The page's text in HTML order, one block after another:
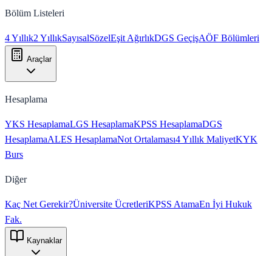
Bölüm Listeleri
4 Yıllık2 YıllıkSayısalSözelEşit AğırlıkDGS GeçişAÖF Bölümleri
Araçlar
Hesaplama
YKS HesaplamaLGS HesaplamaKPSS HesaplamaDGS
HesaplamaALES HesaplamaNot Ortalaması4 Yıllık MaliyetKYK
Burs
Diğer
Kaç Net Gerekir?Üniversite ÜcretleriKPSS AtamaEn İyi Hukuk
Fak.
Kaynaklar